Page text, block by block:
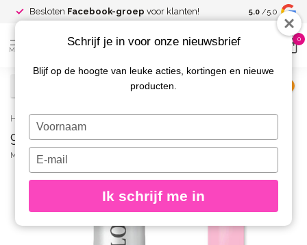
Besloten Facebook-groep voor klanten! Spaar voor
kortingen
5.0 /5.0
MENU
0
Home / 991 Gel Look Nagellak Florine
991 Gel Look Nagellak Florine
MOYRA
Schrijf je in voor onze nieuwsbrief
Blijf op de hoogte van leuke acties, kortingen en nieuwe
producten.
Typ
je
naam
Typ
je
e-
in
Ik schrijf me in